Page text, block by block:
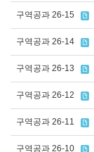
구역공과 26-15
구역공과 26-14
구역공과 26-13
구역공과 26-12
구역공과 26-11
구역공과 26-10